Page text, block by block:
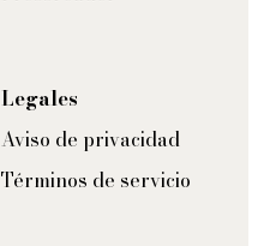
Legales
Aviso de privacidad
Términos de servicio